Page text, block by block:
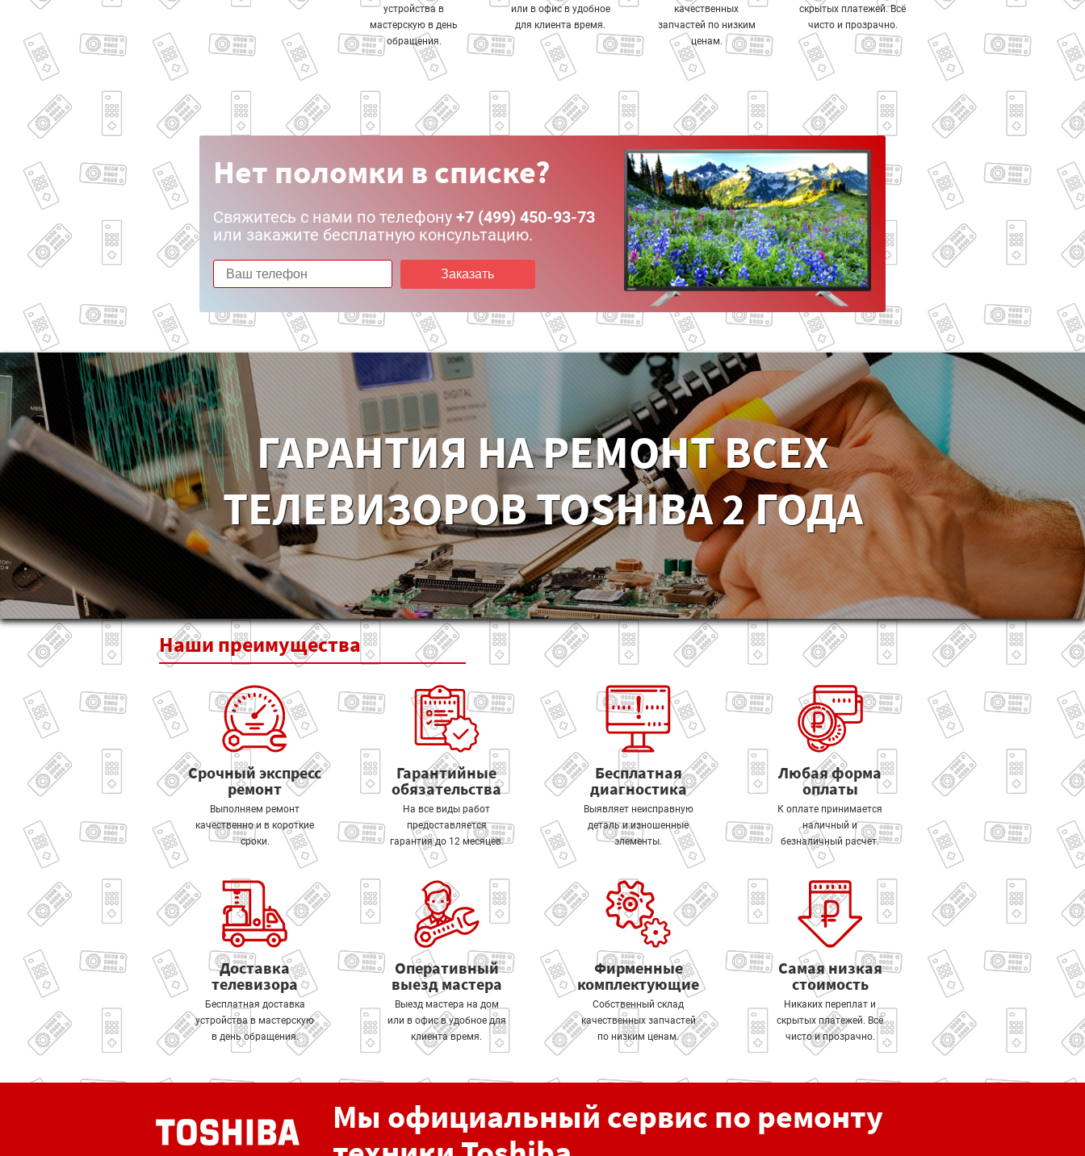
устройства в
мастерскую в день
обращения.
или в офис в удобное
для клиента время.
качественных
запчастей по низким
ценам.
скрытых платежей. Всё
чисто и прозрачно.
Нет поломки в списке?
Свяжитесь с нами по телефону +7 (499) 450-93-73
или закажите бесплатную консультацию.
Заказать
ГАРАНТИЯ НА РЕМОНТ ВСЕХ
ТЕЛЕВИЗОРОВ TOSHIBA 2 ГОДА
Наши преимущества
Срочный экспресс
ремонт
Выполняем ремонт
качественно и в короткие
сроки.
Гарантийные
обязательства
На все виды работ
предоставляется
гарантия до 12 месяцев.
Бесплатная
диагностика
Выявляет неисправную
деталь и изношенные
элементы.
Любая форма
оплаты
К оплате принимается
наличный и
безналичный расчет.
Доставка
телевизора
Бесплатная доставка
устройства в мастерскую
в день обращения.
Оперативный
выезд мастера
Выезд мастера на дом
или в офис в удобное для
клиента время.
Фирменные
комплектующие
Собственный склад
качественных запчастей
по низким ценам.
Самая низкая
стоимость
Никаких переплат и
скрытых платежей. Всё
чисто и прозрачно.
Мы официальный сервис по ремонту